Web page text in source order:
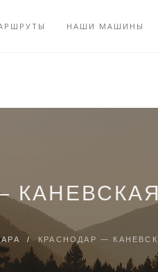
НАШИ МАШИНЫ
/ КРАСНОДАР —